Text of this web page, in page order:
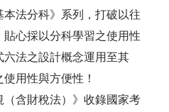
法分科》系列，打破以往
心採以分科學習之使用性
法之設計概念運用至其
用性與方便性！
含財稅法）》收錄國家考